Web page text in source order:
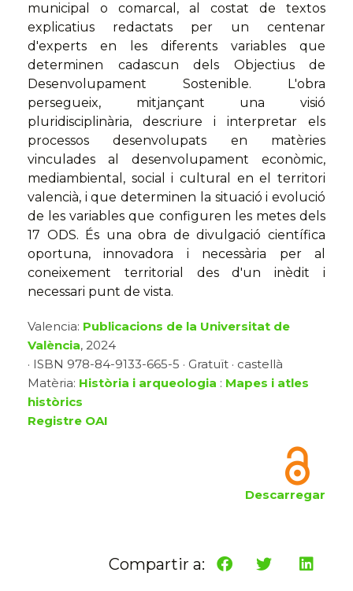
municipal o comarcal, al costat de textos
explicatius redactats per un centenar
d'experts en les diferents variables que
determinen cadascun dels Objectius de
Desenvolupament Sostenible. L'obra
persegueix, mitjançant una visió
pluridisciplinària, descriure i interpretar els
processos desenvolupats en matèries
vinculades al desenvolupament econòmic,
mediambiental, social i cultural en el territori
valencià, i que determinen la situació i evolució
de les variables que configuren les metes dels
17 ODS. És una obra de divulgació científica
oportuna, innovadora i necessària per al
coneixement territorial des d'un inèdit i
necessari punt de vista.
Valencia: Publicacions de la Universitat de
València, 2024
· ISBN 978-84-9133-665-5 · Gratuït · castellà
Matèria: Història i arqueologia : Mapes i atles
històrics
Registre OAI
Descarregar
Compartir a: